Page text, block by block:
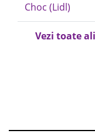
Choc (Lidl)
Vezi toate